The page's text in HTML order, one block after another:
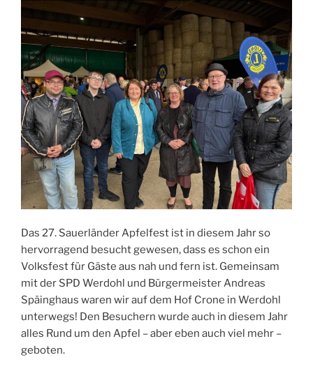
Das 27. Sauerländer Apfelfest ist in diesem Jahr so
hervorragend besucht gewesen, dass es schon ein
Volksfest für Gäste aus nah und fern ist. Gemeinsam
mit der SPD Werdohl und Bürgermeister Andreas
Späinghaus waren wir auf dem Hof Crone in Werdohl
unterwegs! Den Besuchern wurde auch in diesem Jahr
alles Rund um den Apfel – aber eben auch viel mehr –
geboten.